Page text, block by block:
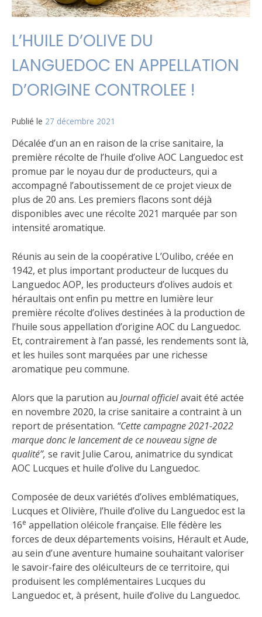
L’HUILE D’OLIVE DU
LANGUEDOC EN APPELLATION
D’ORIGINE CONTROLEE !
Publié le 27 décembre 2021
Décalée d’un an en raison de la crise sanitaire, la
première récolte de l’huile d’olive AOC Languedoc est
promue par le noyau dur de producteurs, qui a
accompagné l’aboutissement de ce projet vieux de
plus de 20 ans. Les premiers flacons sont déjà
disponibles avec une récolte 2021 marquée par son
intensité aromatique.
Réunis au sein de la coopérative L’Oulibo, créée en
1942, et plus important producteur de lucques du
Languedoc AOP, les producteurs d’olives audois et
héraultais ont enfin pu mettre en lumière leur
première récolte d’olives destinées à la production de
l’huile sous appellation d’origine AOC du Languedoc.
Et, contrairement à l’an passé, les rendements sont là,
et les huiles sont marquées par une richesse
aromatique peu commune.
Alors que la parution au Journal officielavait été actée
en novembre 2020, la crise sanitaire a contraint à un
report de présentation. “Cette campagne 2021-2022
marque donc le lancement de ce nouveau signe de
qualité”, se ravit Julie Carou, animatrice du syndicat
AOC Lucques et huile d’olive du Languedoc.
Composée de deux variétés d’olives emblématiques,
Lucques et Olivière, l’huile d’olive du Languedoc est la
16e appellation oléicole française. Elle fédère les
forces de deux départements voisins, Hérault et Aude,
au sein d’une aventure humaine souhaitant valoriser
le savoir-faire des oléiculteurs de ce territoire, qui
produisent les complémentaires Lucques du
Languedoc et, à présent, huile d’olive du Languedoc.